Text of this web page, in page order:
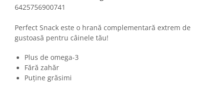
6425756900741
Perfect Snack este o hrană complementară extrem de
gustoasă pentru câinele tău!
Plus de omega-3
Fără zahăr
Puține grăsimi